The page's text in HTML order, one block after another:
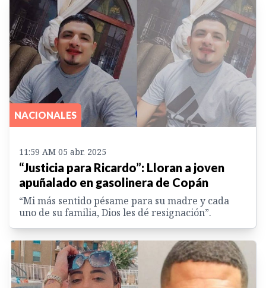
NACIONALES
11:59 AM 05 abr. 2025
“Justicia para Ricardo”: Lloran a joven
apuñalado en gasolinera de Copán
“Mi más sentido pésame para su madre y cada
uno de su familia, Dios les dé resignación”.